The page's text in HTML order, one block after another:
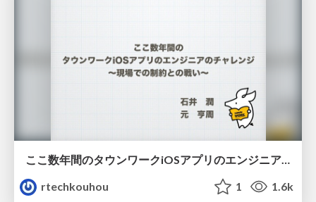
ここ数年間のタウンワークiOSアプリのエンジニアのチャレンジ
rtechkouhou
1 1.6k